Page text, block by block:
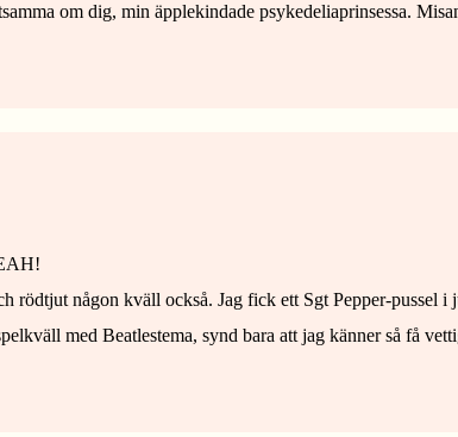
om dig, min äpplekindade psykedeliaprinsessa.
rödtjut någon kväll också. Jag fick ett Sgt Pepper-pussel
med Beatlestema, synd bara att jag känner så få